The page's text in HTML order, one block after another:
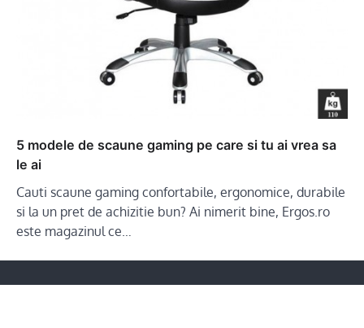
5 modele de scaune gaming pe care si tu ai vrea sa
le ai
Cauti scaune gaming confortabile, ergonomice, durabile
si la un pret de achizitie bun? Ai nimerit bine, Ergos.ro
este magazinul ce…